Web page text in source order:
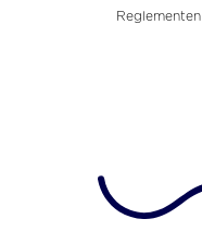
Reglementen